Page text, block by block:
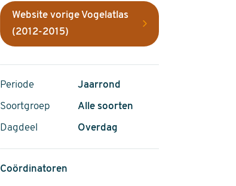
Website vorige Vogelatlas
(2012-2015)
Periode Jaarrond
Soortgroep Alle soorten
Dagdeel Overdag
Coördinatoren